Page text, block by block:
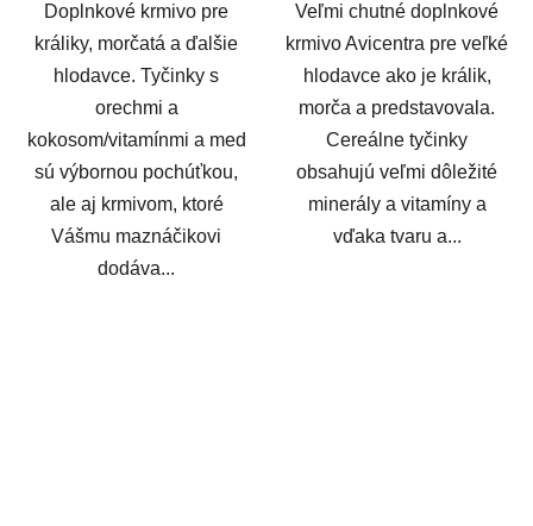
Doplnkové krmivo pre
králiky, morčatá a ďalšie
hlodavce. Tyčinky s
orechmi a
kokosom/vitamínmi a med
sú výbornou pochúťkou,
ale aj krmivom, ktoré
Vášmu maznáčikovi
dodáva...
Veľmi chutné doplnkové
krmivo Avicentra pre veľké
hlodavce ako je králik,
morča a predstavovala.
Cereálne tyčinky
obsahujú veľmi dôležité
minerály a vitamíny a
vďaka tvaru a...